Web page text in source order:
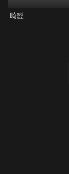
畸變